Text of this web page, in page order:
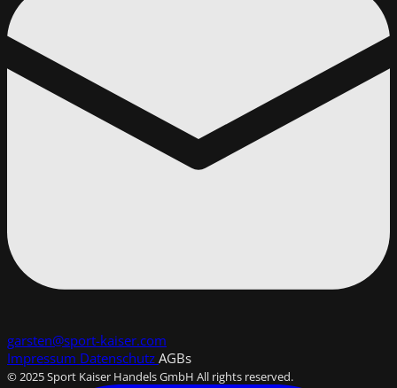
garsten@sport-kaiser.com
Impressum Datenschutz AGBs
© 2025 Sport Kaiser Handels GmbH All rights reserved.